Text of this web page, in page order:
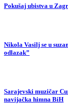
Pokušaj ubistva u
Nikola Vasilj se u
odlazak”
Sarajevski muzičar
navijačka himna BiH